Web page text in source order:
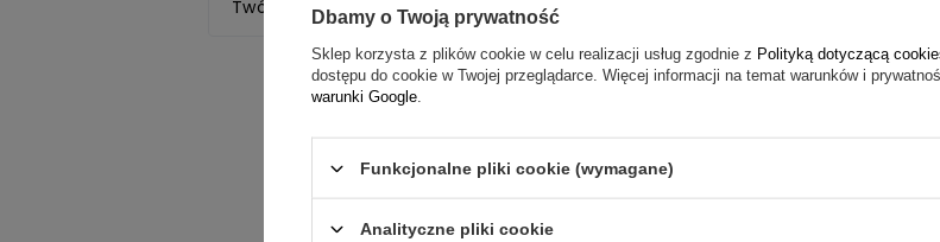
Twój email
Wyślij opinię
Dbamy o Twoją prywatność
Sklep korzysta z plików cookie w celu realizacji usług zgodnie z Polityką dotyczącą
dostępu do cookie w Twojej przeglądarce. Więcej informacji na temat warunków i
warunki Google
Funkcjonalne pliki cookie (wymagane)
Analityczne pliki cookie